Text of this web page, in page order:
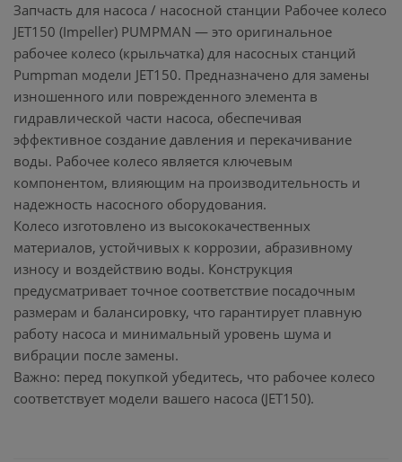
Запчасть для насоса / насосной станции Рабочее колесо
JET150 (Impeller) PUMPMAN — это оригинальное
рабочее колесо (крыльчатка) для насосных станций
Pumpman модели JET150. Предназначено для замены
изношенного или поврежденного элемента в
гидравлической части насоса, обеспечивая
эффективное создание давления и перекачивание
воды. Рабочее колесо является ключевым
компонентом, влияющим на производительность и
надежность насосного оборудования.
Колесо изготовлено из высококачественных
материалов, устойчивых к коррозии, абразивному
износу и воздействию воды. Конструкция
предусматривает точное соответствие посадочным
размерам и балансировку, что гарантирует плавную
работу насоса и минимальный уровень шума и
вибрации после замены.
Важно: перед покупкой убедитесь, что рабочее колесо
соответствует модели вашего насоса (JET150).